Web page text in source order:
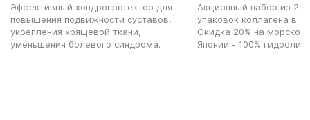
Эффективный хондропротектор для
повышения подвижности суставов,
укрепления хрящевой ткани,
уменьшения болевого синдрома.
Акционный набор из 2
упаковок коллагена в
Скидка 20% на морской
Японии - 100%